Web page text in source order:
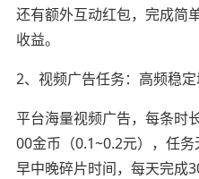
还有额外互动红包，完成简
收益。
2、视频广告任务：高频稳
平台海量视频广告，每条时
00金币（0.1~0.2元），任
早中晚碎片时间，每天完成